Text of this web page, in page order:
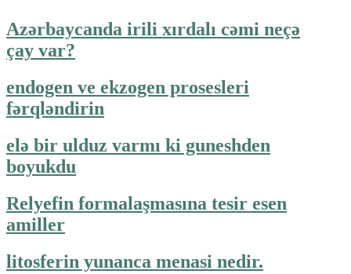
Azərbaycanda irili xırdalı cəmi neçə
çay var?
endogen ve ekzogen prosesleri
fərqləndirin
elə bir ulduz varmı ki guneshden
boyukdu
Relyefin formalaşmasına tesir esen
amiller
litosferin yunanca menasi nedir.